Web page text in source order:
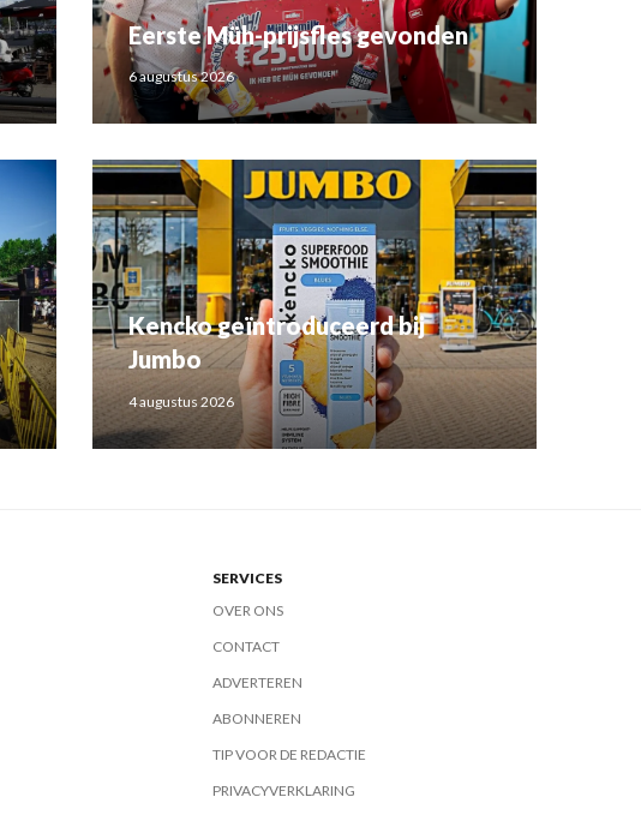
Eerste Müh-prijsfles gevonden
6 augustus 2026
Kencko geïntroduceerd bij
Jumbo
4 augustus 2026
SERVICES
OVER ONS
CONTACT
ADVERTEREN
ABONNEREN
TIP VOOR DE REDACTIE
PRIVACYVERKLARING